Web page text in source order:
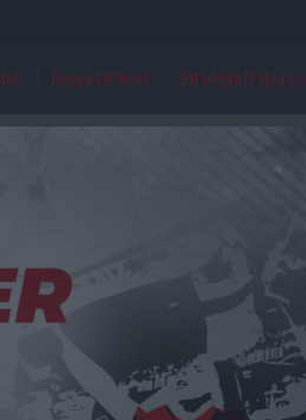
Regisztráció Elfelejtett jelszó